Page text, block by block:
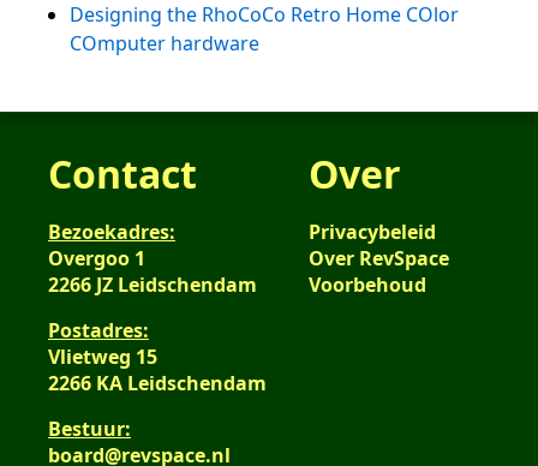
Designing the RhoCoCo Retro Home COlor
COmputer hardware
Contact
Bezoekadres:
Overgoo 1
2266 JZ Leidschendam
Postadres:
Vlietweg 15
2266 KA Leidschendam
Bestuur:
board@revspace.nl
Over
Privacybeleid
Over RevSpace
Voorbehoud